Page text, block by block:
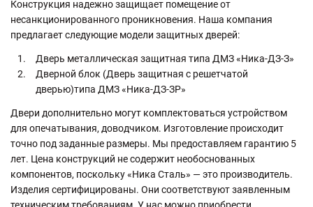
Конструкция надежно защищает помещение от
несанкционированного проникновения. Наша компания
предлагает следующие модели защитных дверей:
Дверь металлическая защитная типа ДМЗ «Ника-ДЗ-З»
Дверной блок (Дверь защитная с решетчатой
дверью)типа ДМЗ «Ника-ДЗ-ЗР»
Двери дополнительно могут комплектоваться устройством
для опечатывания, доводчиком. Изготовление происходит
точно под заданные размеры. Мы предоставляем гарантию 5
лет. Цена конструкций не содержит необоснованных
компонентов, поскольку «Ника Сталь» — это производитель.
Изделия сертифицированы. Они соответствуют заявленным
техническим требованиям. У нас можно приобрести